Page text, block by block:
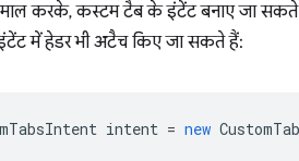
करके, कस्टम टैब के इंटेंट बनाए जा
में हेडर भी अटैच किए जा सकते हैं:
intent = new